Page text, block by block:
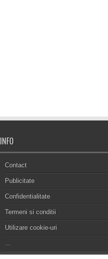
INFO
Contact
Publicitate
Confidentialitate
Termeni si conditii
Utilizare cookie-uri
…